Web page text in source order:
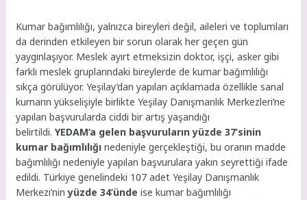
Kumar bağımlılığı, yalnızca bireyleri değil, aileleri ve toplumları
da derinden etkileyen bir sorun olarak her geçen gün
yaygınlaşıyor. Meslek ayırt etmeksizin doktor, işçi, asker gibi
farklı meslek gruplarındaki bireylerde de kumar bağımlılığı
sıkça görülüyor. Yeşilay’dan yapılan açıklamada özellikle sanal
kumarın yükselişiyle birlikte Yeşilay Danışmanlık Merkezleri’ne
yapılan başvurularda ciddi bir artış yaşandığı
belirtildi.YEDAM’a gelen başvuruların yüzde 37’sinin
kumar bağımlılığı nedeniyle gerçekleştiği, bu oranın madde
bağımlılığı nedeniyle yapılan başvurulara yakın seyrettiği ifade
edildi. Türkiye genelindeki 107 adet Yeşilay Danışmanlık
Merkezi’ninyüzde 34’ünde ise kumar bağımlılığı